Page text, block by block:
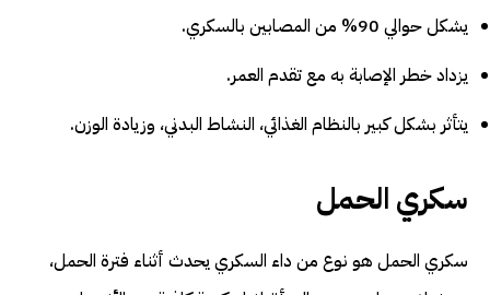
يشكل حوالي 90% من المصابين بالسكري.
يزداد خطر الإصابة به مع تقدم العمر.
يتأثر بشكل كبير بالنظام الغذائي، النشاط البدني، وزيادة الوزن.
سكري الحمل
سكري الحمل هو نوع من داء السكري يحدث أثناء فترة الحمل،